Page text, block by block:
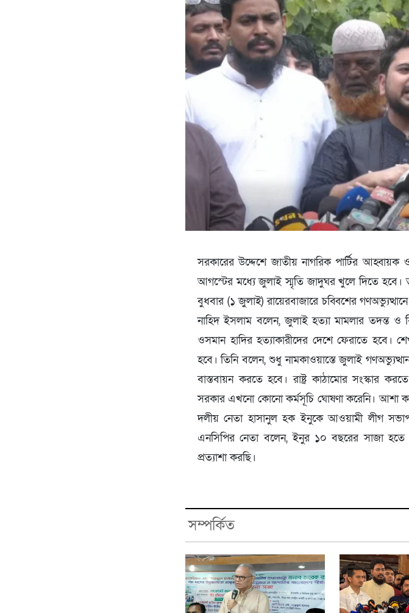
সরকারের উদ্দেশে জাতীয় নাগরিক পার্টির
আগস্টের মধ্যে জুলাই স্মৃতি জাদুঘর খুলে দিতে হবে।
বুধবার (১ ‍জুলাই) রায়েরবাজারে চব্বিশের
নাহিদ ইসলাম বলেন, জুলাই হত্যা মামলার তদন্ত
ওসমান হাদির হত্যাকারীদের দেশে ফেরাতে হবে।
হবে। তিনি বলেন, শুধু নামকাওয়াস্তে জুলাই
বাস্তবায়ন করতে হবে। রাষ্ট্র কাঠামোর সংস্কার
সরকার এখনো কোনো কর্মসূচি ঘোষণা করেনি। আশা
দলীয় নেতা হাসানুল হক ইনুকে আওয়ামী লীগ
এনসিপির নেতা বলেন, ইনুর ১০ বছরের সাজা হতে
প্রত্যাশা করছি।
সম্পর্কিত